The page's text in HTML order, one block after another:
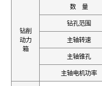
钻削
动力
箱
数 量
钻孔范围
主轴转速
主轴锥孔
主轴电机功率